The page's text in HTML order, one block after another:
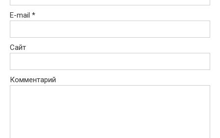
E-mail *
Сайт
Комментарий